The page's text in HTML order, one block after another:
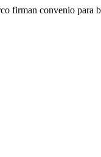
firman convenio para